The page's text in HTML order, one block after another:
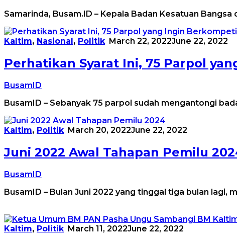
Samarinda, Busam.ID – Kepala Badan Kesatuan
Kaltim, Nasional , Politik March 22, 2022June 22, 2022
Perhatikan Syarat Ini, 75 Parpol
BusamID
BusamID – Sebanyak 75 parpol sudah mengantongi
Kaltim, Politik March 20, 2022June 22, 2022
Juni 2022 Awal Tahapan Pemilu
BusamID
BusamID – Bulan Juni 2022 yang tinggal tiga bulan lagi,
Kaltim, Politik March 11, 2022June 22, 2022